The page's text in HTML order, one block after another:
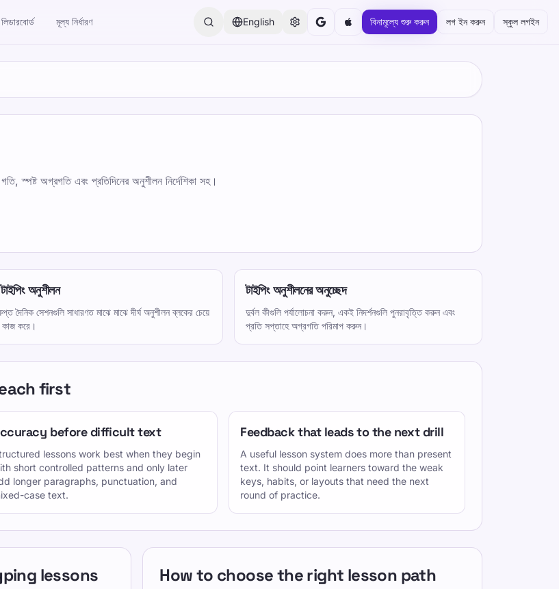
লিডারবোর্ড মূল্য নির্ধারণ English বিনামূল্যে শুরু করুন লগ ইন করুন স্কুল লগইন
স্পষ্ট অগ্রগতি এবং প্রতিদিনের অনুশীলন নির্দেশিকা সহ।
অনুশীলন
দৈনিক সেশনগুলি সাধারণত মাঝে মাঝে দীর্ঘ অনুশীলন ব্লকের চেয়ে
কাজ করে।
টাইপিং অনুশীলনের অনুচ্ছেদ
দুর্বল কীগুলি পর্যালোচনা করুন, একই নিদর্শনগুলি পুনরাবৃত্তি করুন এবং
প্রতি সপ্তাহে অগ্রগতি পরিমাপ করুন।
first
before difficult text
lessons work best when they begin
short controlled patterns and only later
longer paragraphs, punctuation, and
case text.
Feedback that leads to the next drill
A useful lesson system does more than present
text. It should point learners toward the weak
keys, habits, or layouts that need the next
round of practice.
lessons How to choose the right lesson path